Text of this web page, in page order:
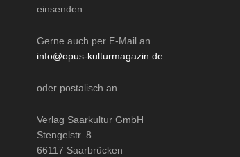
einsenden.
Gerne auch per E-Mail an
info@opus-kulturmagazin.de
oder postalisch an
Verlag Saarkultur GmbH
Stengelstr. 8
66117 Saarbrücken